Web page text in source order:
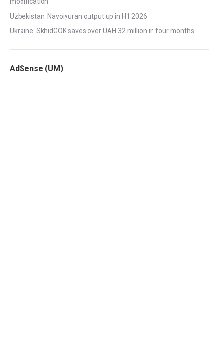
Uzbekistan: Navoiyuran output up in H1 2026
Ukraine: SkhidGOK saves over UAH 32 million in four months
AdSense (UM)